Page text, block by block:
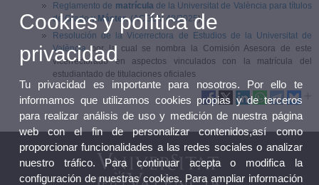
Reglamento de matrículade la Universitat de València para títulos
de Grado y Máster. (ACGUV 48/2025).
Resolución de la Vicerrectora de Estudios de la Universitat de
Valènciapor la cual se nombra la Comisión Asesora de este
vicerrectorado en aspectos vinculados con la matrícula del
estudiantado de titulaciones oficiales
Cookies y política de
privacidad
Tu privacidad es importante para nosotros. Por ello te
informamos que utilizamos cookies propias y de terceros
para realizar análisis de uso y medición de nuestra página
web con el fin de personalizar contenidos,así como
proporcionar funcionalidades a las redes sociales o analizar
nuestro tráfico. Para continuar acepta o modifica la
configuración de nuestras cookies. Para ampliar información